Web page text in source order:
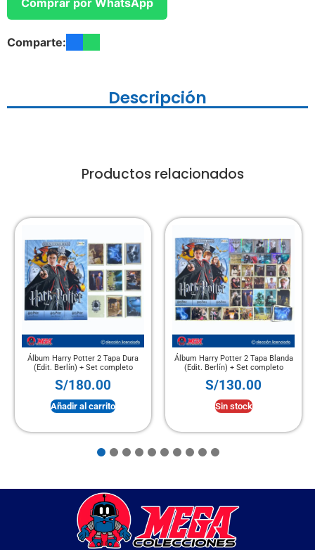
Comparte:
Descripción
Productos relacionados
Álbum Harry Potter 2 Tapa Blanda
(Edit. Berlín) + Set completo
S/130.00
Sin stock
Álbum Santos y Vírgenes (Panini)
+ Set completo
S/120.00
Sin stock